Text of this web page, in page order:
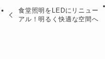
食堂照明をLEDにリニュー
アル！明るく快適な空間へ